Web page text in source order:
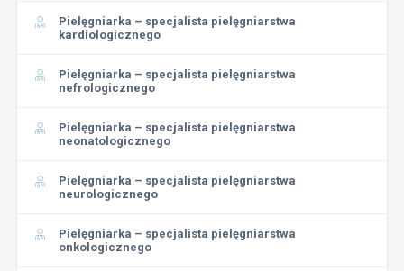
Pielęgniarka – specjalista pielęgniarstwa
kardiologicznego
Pielęgniarka – specjalista pielęgniarstwa
nefrologicznego
Pielęgniarka – specjalista pielęgniarstwa
neonatologicznego
Pielęgniarka – specjalista pielęgniarstwa
neurologicznego
Pielęgniarka – specjalista pielęgniarstwa
onkologicznego